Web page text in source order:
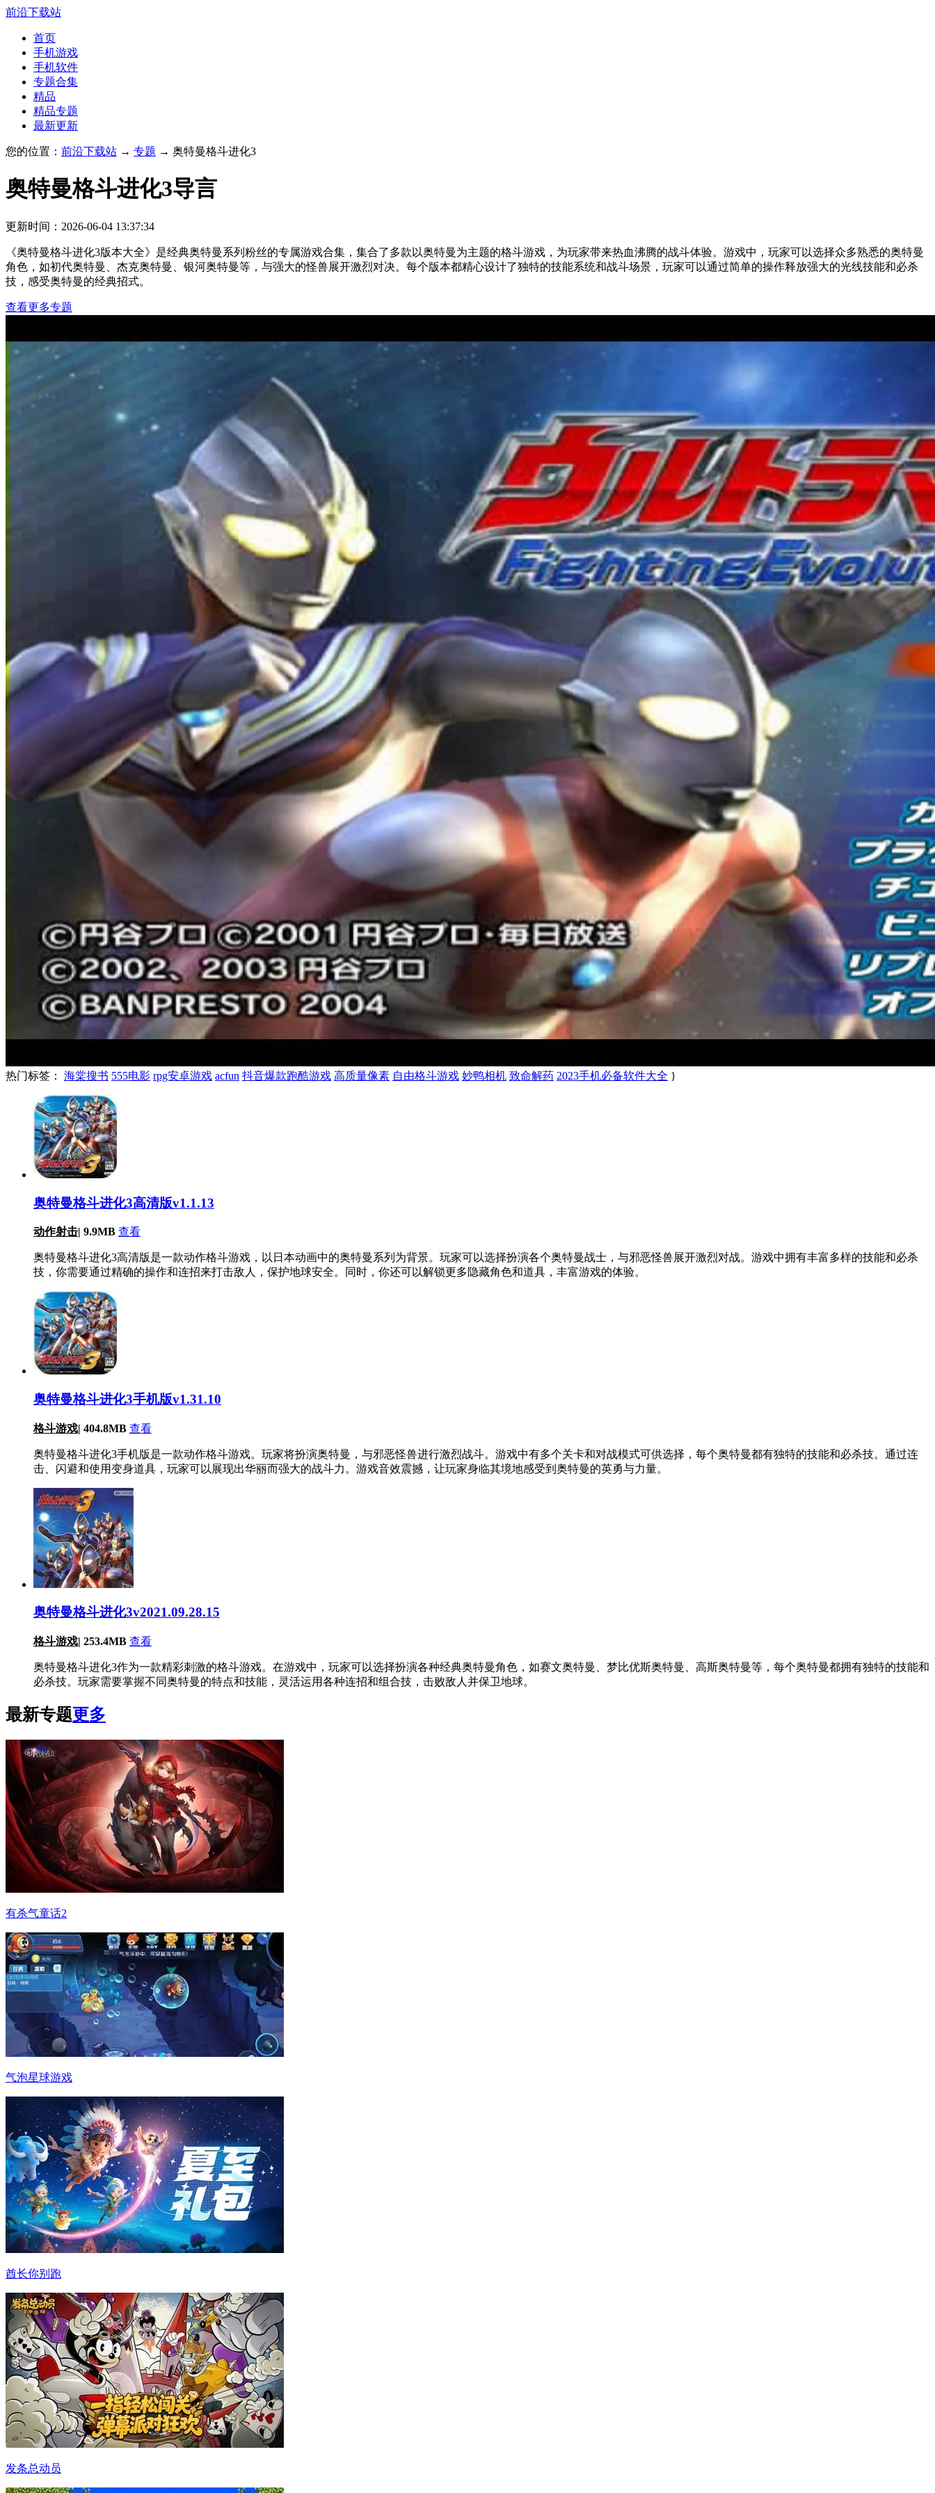
前沿下载站
首页
手机游戏
手机软件
专题合集
精品
精品专题
最新更新
您的位置： 前沿下载站 → 专题 → 奥特曼格斗进化3
奥特曼格斗进化3导言
更新时间：2026-06-04 13:37:34
《奥特曼格斗进化3版本大全》是经典奥特曼系列粉丝的专属游戏合集，集合了多款以奥特曼为主题的格斗游戏，为玩家带来热血沸腾的战斗体验。游戏中，玩家可以选择众多熟悉的奥特曼
角色，如初代奥特曼、杰克奥特曼、银河奥特曼等，与强大的怪兽展开激烈对决。每个版本都精心设计了独特的技能系统和战斗场景，玩家可以通过简单的操作释放强大的光线技能和必杀
技，感受奥特曼的经典招式。
查看更多专题
热门标签： 海棠搜书 555电影 rpg安卓游戏 acfun 抖音爆款跑酷游戏 高质量像素 自由格斗游戏 妙鸭相机 致命解药 2023手机必备软件大全 }
奥特曼格斗进化3高清版v1.1.13
动作射击| 9.9MB 查看
奥特曼格斗进化3高清版是一款动作格斗游戏，以日本动画中的奥特曼系列为背景。玩家可以选择扮演各个奥特曼战士，与邪恶怪兽展开激烈对战。游戏中拥有丰富多样的技能和必杀
技，你需要通过精确的操作和连招来打击敌人，保护地球安全。同时，你还可以解锁更多隐藏角色和道具，丰富游戏的体验。
奥特曼格斗进化3手机版v1.31.10
格斗游戏| 404.8MB 查看
奥特曼格斗进化3手机版是一款动作格斗游戏。玩家将扮演奥特曼，与邪恶怪兽进行激烈战斗。游戏中有多个关卡和对战模式可供选择，每个奥特曼都有独特的技能和必杀技。通过连
击、闪避和使用变身道具，玩家可以展现出华丽而强大的战斗力。游戏音效震撼，让玩家身临其境地感受到奥特曼的英勇与力量。
奥特曼格斗进化3v2021.09.28.15
格斗游戏| 253.4MB 查看
奥特曼格斗进化3作为一款精彩刺激的格斗游戏。在游戏中，玩家可以选择扮演各种经典奥特曼角色，如赛文奥特曼、梦比优斯奥特曼、高斯奥特曼等，每个奥特曼都拥有独特的技能和
必杀技。玩家需要掌握不同奥特曼的特点和技能，灵活运用各种连招和组合技，击败敌人并保卫地球。
最新专题更多
有杀气童话2
气泡星球游戏
酋长你别跑
发条总动员